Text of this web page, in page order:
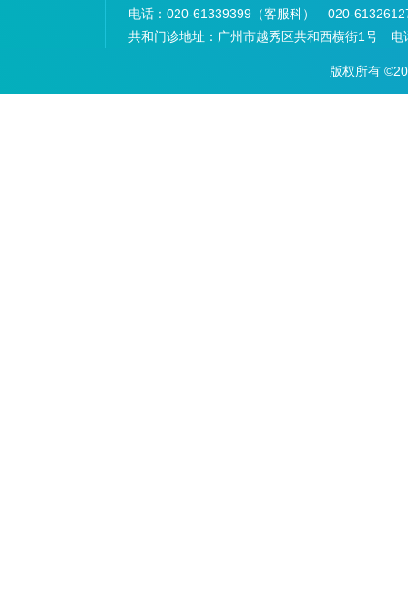
电话： 020-61339399（客服科） 020-
共和门诊地址： 广州市越秀区共和西横街1号 电
版权所有